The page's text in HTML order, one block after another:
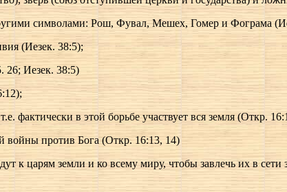
символами: Рош, Фувал, Мешех, Гомер и Фограма
(Иезек. 38:5);
26; Иезек. 38:5)
фактически в этой борьбе участвует вся земля (Откр.
войны против Бога (Откр. 16:13, 14)
к царям земли и ко всему миру, чтобы завлечь их в